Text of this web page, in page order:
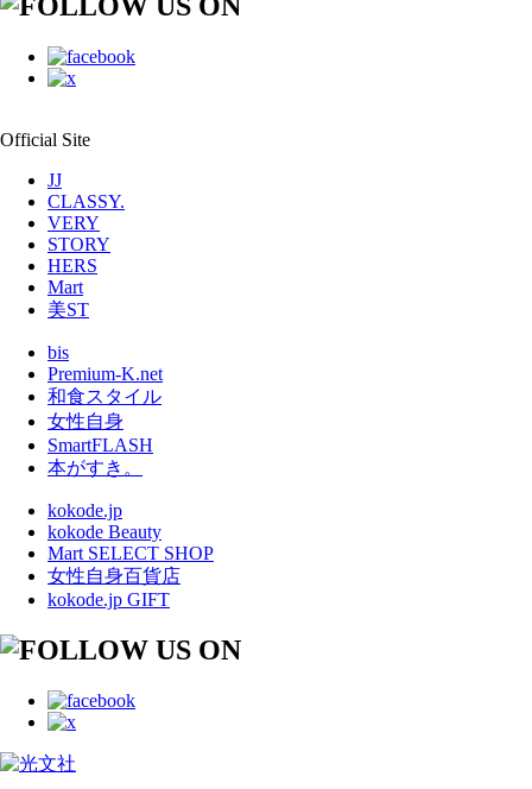
Official Site
JJ
CLASSY.
VERY
STORY
HERS
Mart
美ST
bis
Premium-K.net
和食スタイル
女性自身
SmartFLASH
本がすき。
kokode.jp
kokode Beauty
Mart SELECT SHOP
女性自身百貨店
kokode.jp GIFT